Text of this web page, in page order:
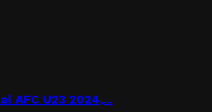
AFC U23 2024,...